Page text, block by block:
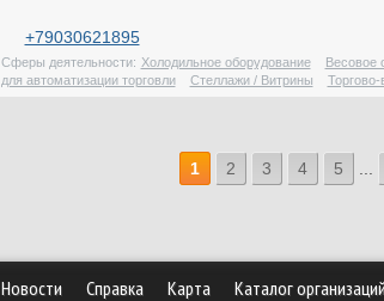
+79030621895
Сферы деятельности: Холодильное оборудование Весовое
для автоматизации торговли
Стеллажи / Витрины
1 2 3 4 5
Новости Справка Карта Каталог